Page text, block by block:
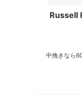
Russell
中挽きなら